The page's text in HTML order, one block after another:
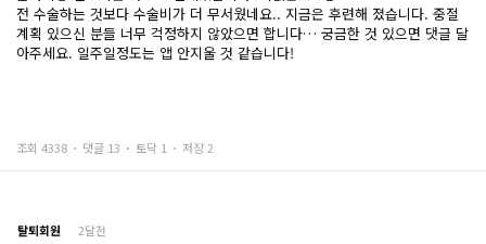
전 수술하는 것보다 수술비가 더 무서웠네요.. 지금은 후련해 졌습니다. 중절
계획 있으신 분들 너무 걱정하지 않았으면 합니다… 궁금한 것 있으면 댓글 달
아주세요. 일주일정도는 앱 안지울 것 같습니다!
조회 4338 댓글 13 토닥 1 저장 2
탈퇴회원 2달전